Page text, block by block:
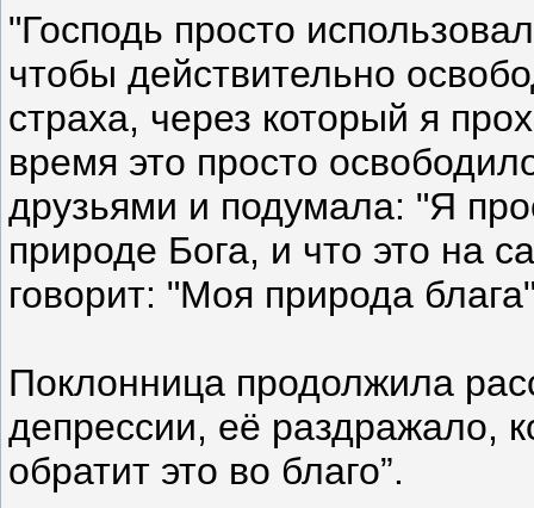
"Господь просто
чтобы действительно
страха, через который я
время это просто
друзьями и подумала: "Я
природе Бога, и что это на
говорит: "Моя природа
Поклонница продолжила
депрессии, её раздражало,
обратит это во благо”.